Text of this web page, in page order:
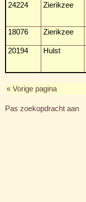
24224
Zierikzee
18076 Zierikzee
20194 Hulst
« Vorige pagina
Pas zoekopdracht aan